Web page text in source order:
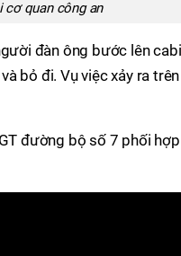
cơ quan công an
đàn ông bước lên
bỏ đi. Vụ việc xảy ra trên
đường bộ số 7 phối hợp